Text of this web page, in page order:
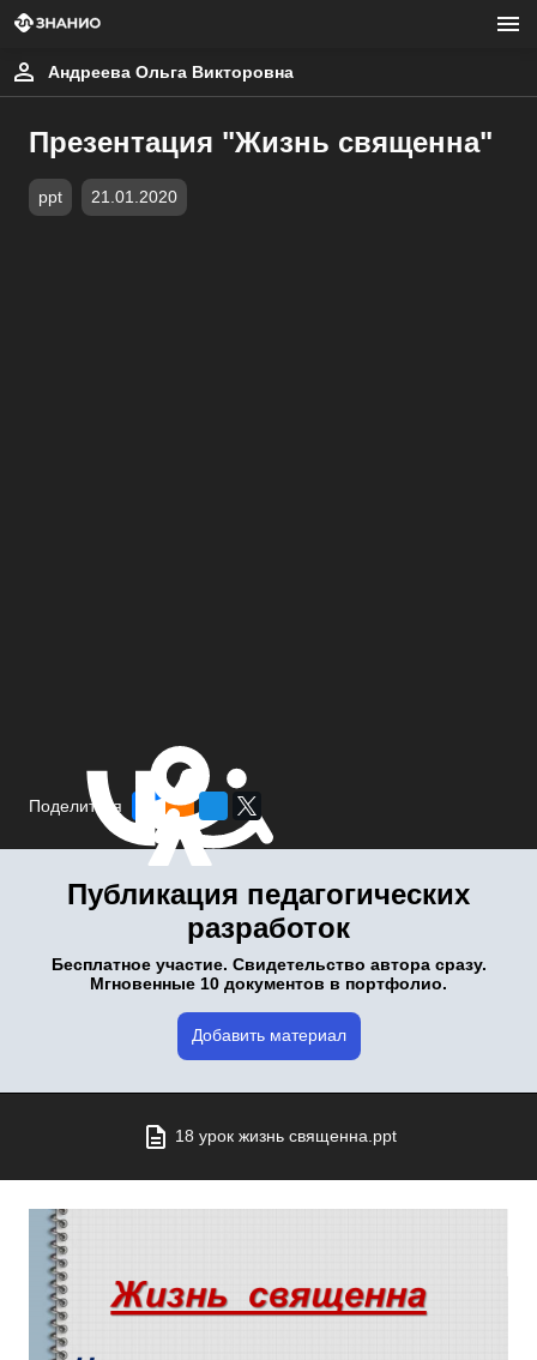
Андреева Ольга Викторовна
Презентация "Жизнь священна"
ppt 21.01.2020
Поделиться
Публикация педагогических
разработок
Бесплатное участие. Свидетельство автора сразу.
Мгновенные 10 документов в портфолио.
Добавить материал
18 урок жизнь священна.ppt